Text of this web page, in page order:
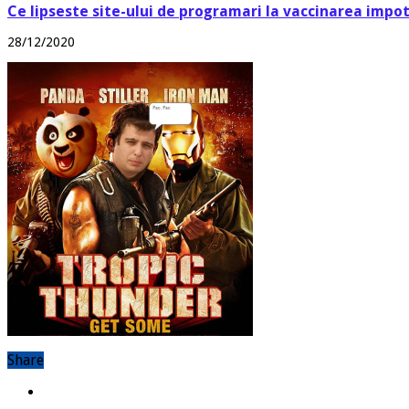
Ce lipseste site-ului de programari la vaccinarea
28/12/2020
Share